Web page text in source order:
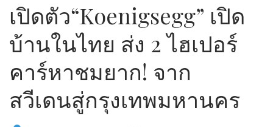
เปิดตัว“Koenigsegg” เปิด
บ้านในไทย ส่ง 2 ไฮเปอร์
คาร์หาชมยาก! จาก
สวีเดนสู่กรุงเทพมหานคร